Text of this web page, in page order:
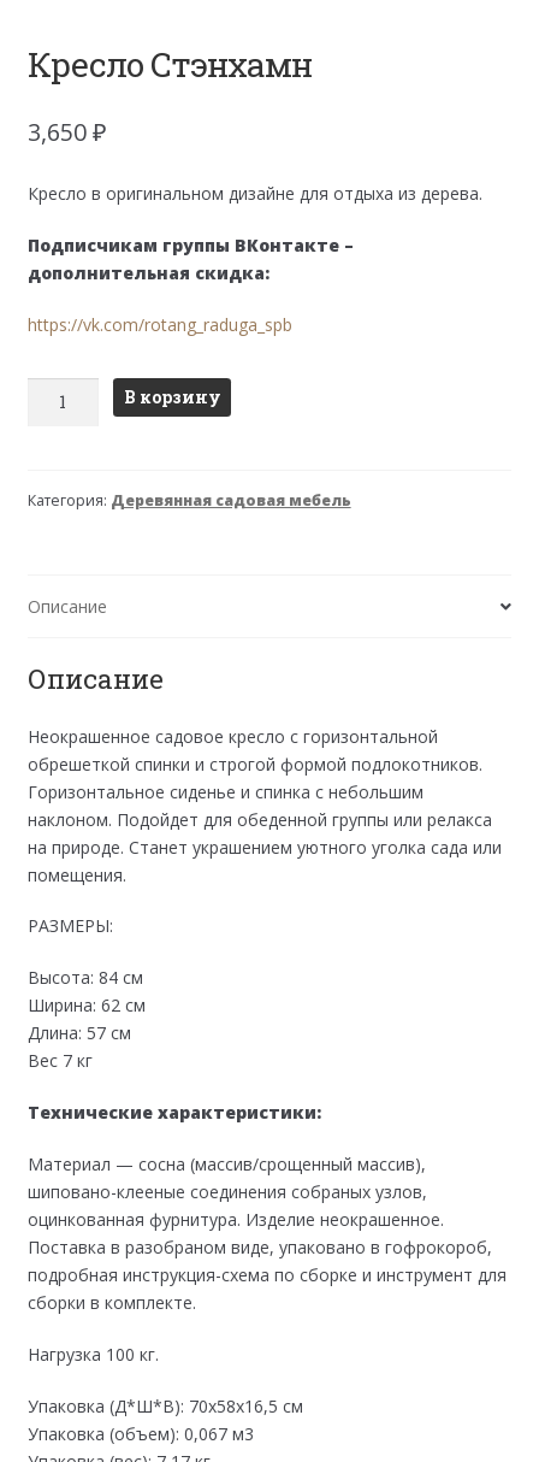
Кресло Стэнхамн
3,650₽
Кресло в оригинальном дизайне для отдыха из дерева.
Подписчикам группы ВКонтакте –
дополнительная скидка:
https://vk.com/rotang_raduga_spb
Количество В корзину
Категория: Деревянная садовая мебель
Описание
Описание
Неокрашенное садовое кресло с горизонтальной
обрешеткой спинки и строгой формой подлокотников.
Горизонтальное сиденье и спинка с небольшим
наклоном. Подойдет для обеденной группы или релакса
на природе. Станет украшением уютного уголка сада или
помещения.
РАЗМЕРЫ:
Высота: 84 см
Ширина: 62 см
Длина: 57 см
Вес 7 кг
Технические характеристики:
Материал — сосна (массив/срощенный массив),
шиповано-клееные соединения собраных узлов,
оцинкованная фурнитура. Изделие неокрашенное.
Поставка в разобраном виде, упаковано в гофрокороб,
подробная инструкция-схема по сборке и инструмент для
сборки в комплекте.
Нагрузка 100 кг.
Упаковка (Д*Ш*В): 70х58х16,5 см
Упаковка (объем): 0,067 м3